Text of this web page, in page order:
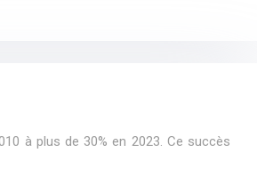
à plus de 30% en 2023. Ce succès